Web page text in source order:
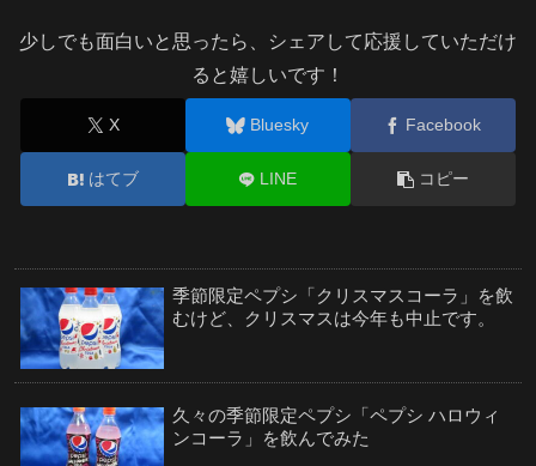
少しでも面白いと思ったら、シェアして応援していただけ
ると嬉しいです！
X Bluesky Facebook
はてブ LINE コピー
季節限定ペプシ「クリスマスコーラ」を飲
むけど、クリスマスは今年も中止です。
久々の季節限定ペプシ「ペプシ ハロウィ
ンコーラ」を飲んでみた